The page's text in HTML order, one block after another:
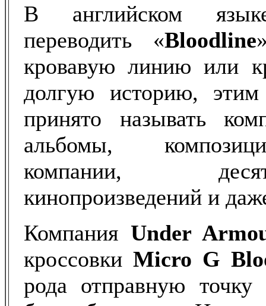
В английском
переводить «Bloodline
кровавую линию или
долгую историю,
принято называть
альбомы,
компании,
кинопроизведений и
Компания Under
кроссовки Micro G
рода отправную